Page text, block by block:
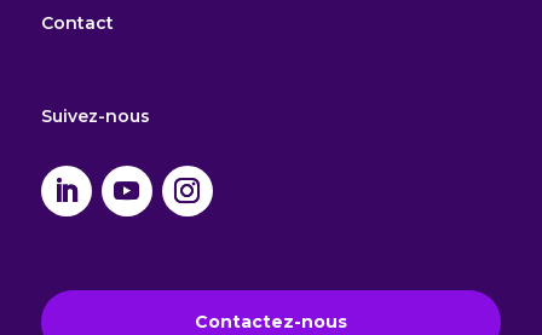
Contact
Suivez-nous
Contactez-nous